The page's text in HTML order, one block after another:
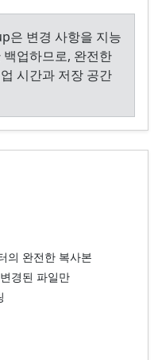
은 변경 사항을 지능
업하므로, 완전한
시간과 저장 공간
의 완전한 복사본
경된 파일만